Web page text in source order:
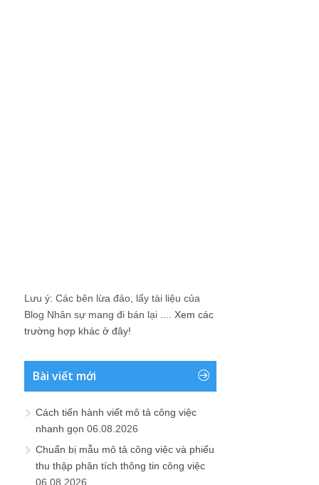
Lưu ý: Các bên lừa đảo, lấy tài liệu của
Blog Nhân sự mang đi bán lại .... Xem các
trường hợp khác ở đây!
Bài viết mới
Cách tiến hành viết mô tả công việc
nhanh gọn 06.08.2026
Chuẩn bị mẫu mô tả công việc và phiếu
thu thập phân tích thông tin công việc
06.08.2026